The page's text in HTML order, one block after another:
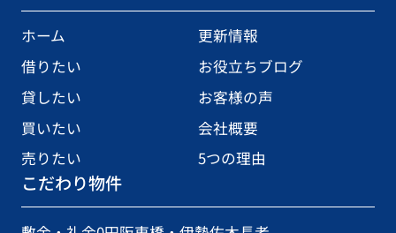
ホーム
更新情報
借りたい
お役立ちブログ
貸したい
お客様の声
買いたい
会社概要
売りたい
5つの理由
こだわり物件